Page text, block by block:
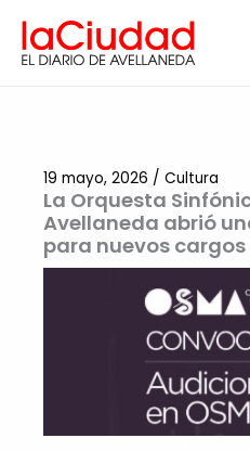
contenido
La Orquesta
Avellaneda abrió
para nuevos cargos
19 mayo, 2026 / Cultura